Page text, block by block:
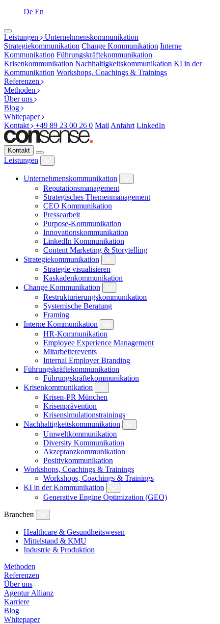
De En
Leistungen
Unternehmenskommunikation
Strategiekommunikation Change Kommunikation Interne
Kommunikation Führungskräftekommunikation
Krisenkommunikation Nachhaltigkeitskommunikation KI in der
Kommunikation Workshops, Coachings & Trainings
Referenzen
Methoden
Über uns
Blog
Whitepaper
Kontakt
+49 89 23 00 26 0 MailAnfahrt LinkedIn
Kontakt
Leistungen
Unternehmenskommunikation
Reputationsmanagement
Strategisches Themenmanagement
CEO Kommunikation
Pressearbeit
Purpose-Kommunikation
Innovationskommunikation
LinkedIn Kommunikation
Content Marketing & Storytelling
Strategiekommunikation
Strategie visualisieren
Kaskadenkommunikation
Change Kommunikation
Restrukturierungskommunikation
Systemische Beratung
Framing
Interne Kommunikation
HR-Kommunikation
Employee Experience Management
Mitarbeiterevents
Internal Employer Branding
Führungskräftekommunikation
Führungskräftekommunikation
Krisenkommunikation
Krisen-PR München
Krisenprävention
Krisensimulationstrainings
Nachhaltigkeitskommunikation
Umweltkommunikation
Diversity Kommunikation
Akzeptanzkommunikation
Positivkommunikation
Workshops, Coachings & Trainings
Workshops, Coachings & Trainings
KI in der Kommunikation
Generative Engine Optimization (GEO)
Branchen
Healthcare & Gesundheitswesen
Mittelstand & KMU
Industrie & Produktion
Methoden
Referenzen
Über uns
Agentur Allianz
Karriere
Blog
Whitepaper